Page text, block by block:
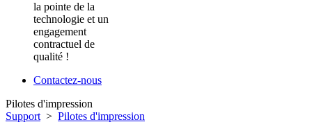
la pointe de la
technologie et un
engagement
contractuel de
qualité !
Contactez-nous
Pilotes d'impression
Support> Pilotes d'impression